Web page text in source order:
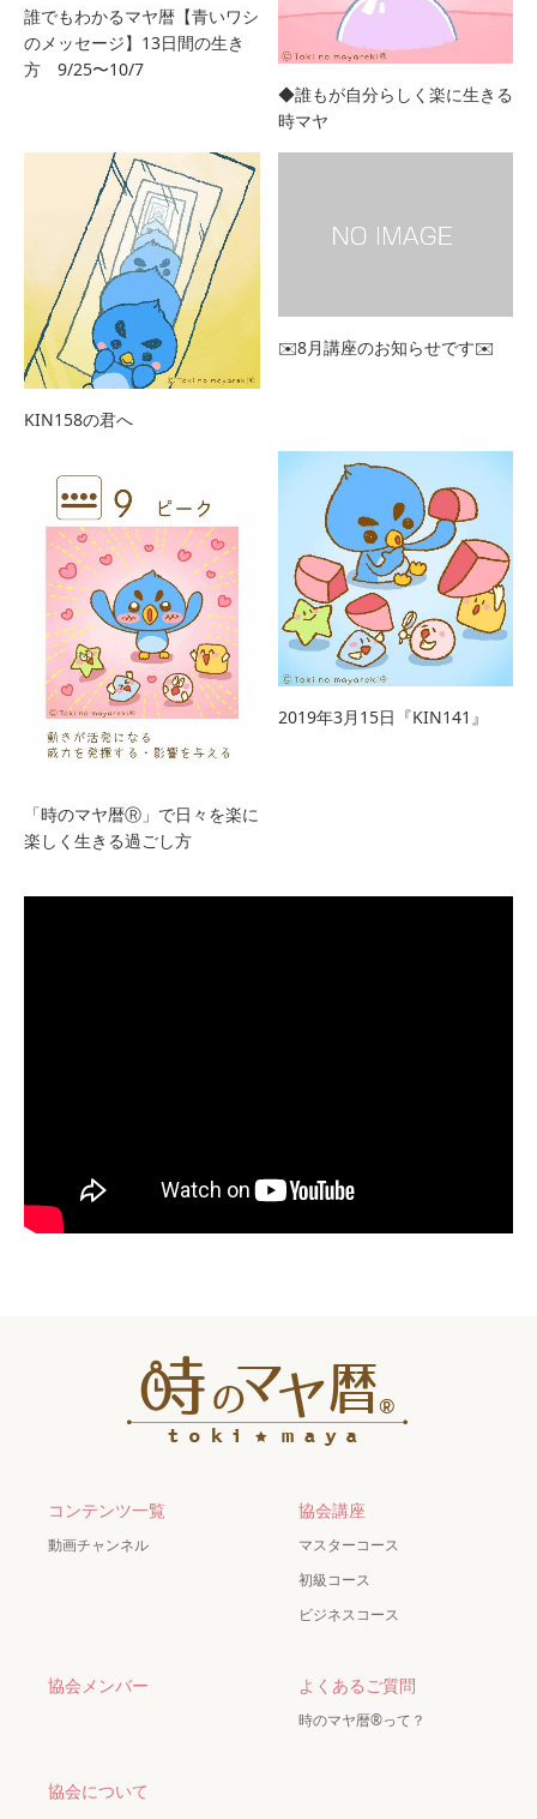
誰でもわかるマヤ暦【青いワシ
のメッセージ】13日間の生き
方 9/25〜10/7
◆誰もが自分らしく楽に生きる
時マヤ
KIN158の君へ
✉️8月講座のお知らせです✉️
「時のマヤ暦Ⓡ」で日々を楽に
楽しく生きる過ごし方
2019年3月15日『KIN141』
コンテンツ一覧
動画チャンネル
協会講座
マスターコース
初級コース
ビジネスコース
協会メンバー よくあるご質問
時のマヤ暦®って？
協会について